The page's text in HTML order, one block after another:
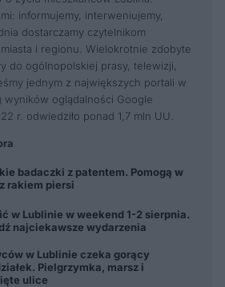
informujemy, interweniujemy,
dostarczamy czytelnikom
i regionu. Wielokrotnie zdobyte
do ogólnopolskiej prasy, telewizji,
jednym z największych portali w
wyników oglądalności Google
r. odwiedziło ponad 1,7 mln UU.
badaczki z patentem. Pomogą w
rakiem piersi
w Lublinie w weekend 1-2 sierpnia.
najciekawsze wydarzenia
w Lublinie czeka gorący
Pielgrzymka, marsz i
ulice